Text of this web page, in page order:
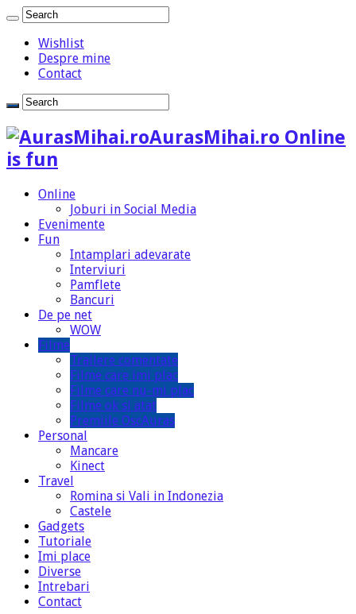
Wishlist
Despre mine
Contact
AurasMihai.ro Online
is fun
Online
Joburi in Social Media
Evenimente
Fun
Intamplari adevarate
Interviuri
Pamflete
Bancuri
De pe net
WOW
Filme
Trailere comentate
Filme care imi plac
Filme care nu-mi plac
Filme ok si atat
Premiile OscAuras
Personal
Mancare
Kinect
Travel
Romina si Vali in Indonezia
Castele
Gadgets
Tutoriale
Imi place
Diverse
Intrebari
Contact